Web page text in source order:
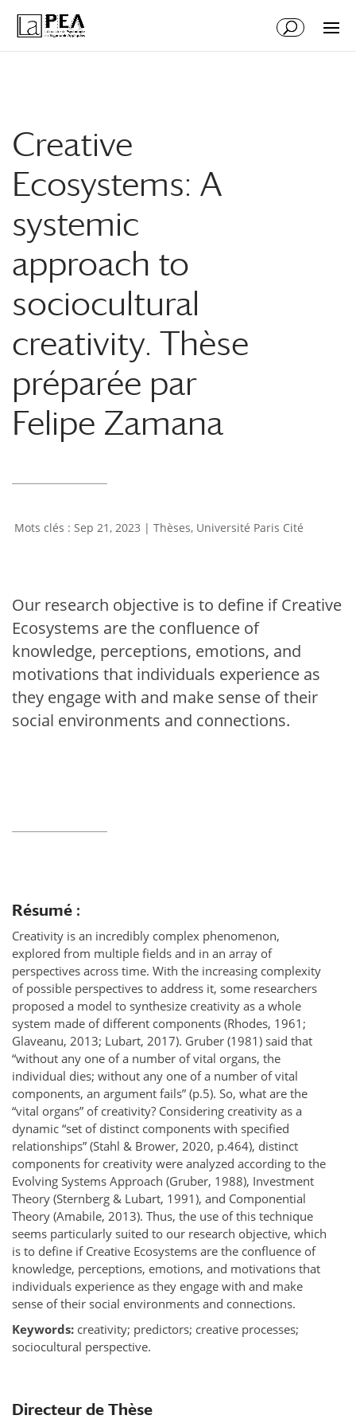
contenu
Creative
Ecosystems: A
systemic
approach to
sociocultural
creativity. Thèse
préparée par
Felipe Zamana
Sep 21, 2023 | Thèses, Université Paris Cité
Our research objective is to define if Creative
Ecosystems are the confluence of
knowledge, perceptions, emotions, and
motivations that individuals experience as
they engage with and make sense of their
social environments and connections.
Résumé :
Creativity is an incredibly complex phenomenon,
explored from multiple fields and in an array of
perspectives across time. With the increasing complexity
of possible perspectives to address it, some researchers
proposed a model to synthesize creativity as a whole
system made of different components (Rhodes, 1961;
Glaveanu, 2013; Lubart, 2017). Gruber (1981) said that
“without any one of a number of vital organs, the
individual dies; without any one of a number of vital
components, an argument fails” (p.5). So, what are the
“vital organs” of creativity? Considering creativity as a
dynamic “set of distinct components with specified
relationships” (Stahl & Brower, 2020, p.464), distinct
components for creativity were analyzed according to the
Evolving Systems Approach (Gruber, 1988), Investment
Theory (Sternberg & Lubart, 1991), and Componential
Theory (Amabile, 2013). Thus, the use of this technique
seems particularly suited to our research objective, which
is to define if Creative Ecosystems are the confluence of
knowledge, perceptions, emotions, and motivations that
individuals experience as they engage with and make
sense of their social environments and connections.
Keywords: creativity; predictors; creative processes;
sociocultural perspective.
Directeur de Thèse